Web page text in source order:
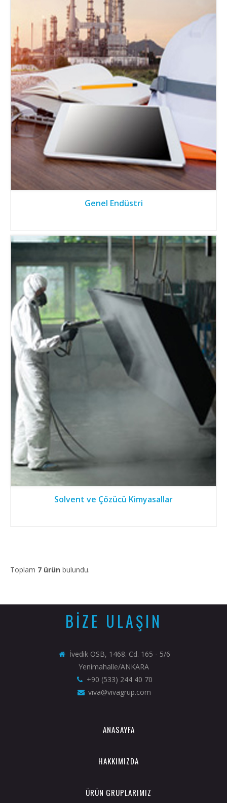
Genel Endüstri
Solvent ve Çözücü Kimyasallar
Toplam 7 ürün bulundu.
BİZE ULAŞIN
İvedik OSB, 1468. Cd. 165 - 5/6
Yenimahalle/ANKARA
+90 (533) 244 40 70
viva@vivagrup.com
ANASAYFA
HAKKIMIZDA
ÜRÜN GRUPLARIMIZ